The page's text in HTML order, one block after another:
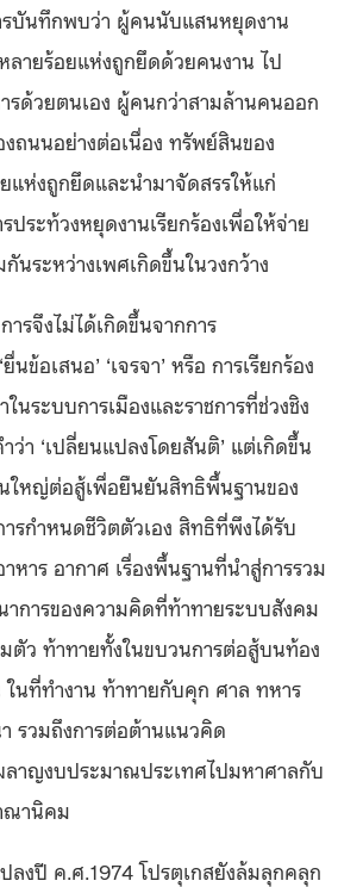
รบันทึกพบว่า ผู้คนนับแสนหยุดงาน
ลายร้อยแห่งถูกยึดด้วยคนงาน ไป
รด้วยตนเอง ผู้คนกว่าสามล้านคนออก
ถนนอย่างต่อเนื่อง ทรัพย์สินของ
แห่งถูกยึดและนำมาจัดสรรให้แก่
ประท้วงหยุดงานเรียกร้องเพื่อให้จ่าย
นระหว่างเพศเกิดขึ้นในวงกว้าง
ารจึงไม่ได้เกิดขึ้นจากการ
นข้อเสนอ’ ‘เจรจา’ หรือ การเรียกร้อง
นระบบการเมืองและราชการที่ช่วงชิง
ว่า ‘เปลี่ยนแปลงโดยสันติ’ แต่เกิดขึ้น
ใหญ่ต่อสู้เพื่อยืนยันสิทธิพื้นฐานของ
รกำหนดชีวิตตัวเอง สิทธิที่พึงได้รับ
หาร อากาศ เรื่องพื้นฐานที่นำสู่การรวม
การของความคิดที่ท้าทายระบบสังคม
ตัว ท้าทายทั้งในขบวนการต่อสู้บนท้อง
นที่ทำงาน ท้าทายกับคุก ศาล ทหาร
รวมถึงการต่อต้านแนวคิด
าญงบประมาณประเทศไปมหาศาลกับ
ณานิคม
ลงปี ค.ศ.1974 โปรตุเกสยังล้มลุกคลุก